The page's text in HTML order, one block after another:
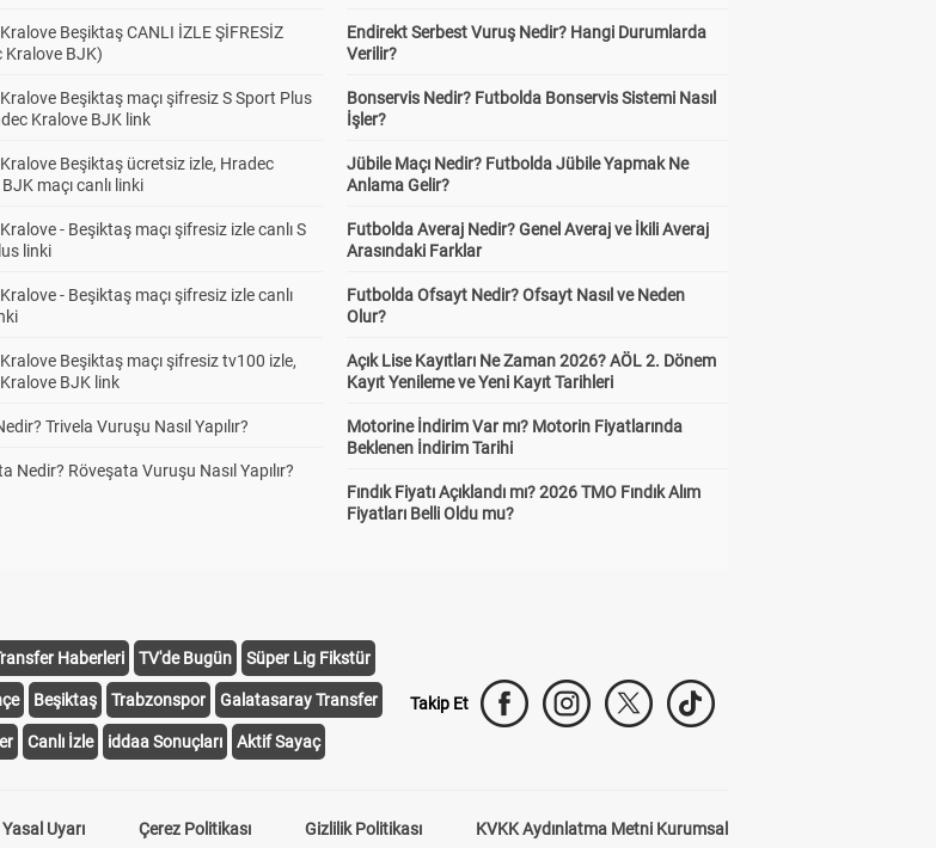
Beşiktaş CANLI İZLE ŞİFRESİZ
Kralove BJK)
Beşiktaş maçı şifresiz S Sport Plus
Kralove BJK link
Beşiktaş ücretsiz izle, Hradec
maçı canlı linki
- Beşiktaş maçı şifresiz izle canlı S
linki
- Beşiktaş maçı şifresiz izle canlı
Beşiktaş maçı şifresiz tv100 izle,
BJK link
Trivela Vuruşu Nasıl Yapılır?
Nedir? Röveşata Vuruşu Nasıl Yapılır?
Endirekt Serbest Vuruş Nedir? Hangi Durumlarda
Verilir?
Bonservis Nedir? Futbolda Bonservis Sistemi Nasıl
İşler?
Jübile Maçı Nedir? Futbolda Jübile Yapmak Ne
Anlama Gelir?
Futbolda Averaj Nedir? Genel Averaj ve İkili Averaj
Arasındaki Farklar
Futbolda Ofsayt Nedir? Ofsayt Nasıl ve Neden
Olur?
Açık Lise Kayıtları Ne Zaman 2026? AÖL 2. Dönem
Kayıt Yenileme ve Yeni Kayıt Tarihleri
Motorine İndirim Var mı? Motorin Fiyatlarında
Beklenen İndirim Tarihi
Fındık Fiyatı Açıklandı mı? 2026 TMO Fındık Alım
Fiyatları Belli Oldu mu?
Haberleri TV'de Bugün Süper Lig Fikstür
Beşiktaş Trabzonspor Galatasaray Transfer
Canlı İzle iddaa Sonuçları Aktif Sayaç
Takip Et
Yasal Uyarı Çerez Politikası Gizlilik Politikası KVKK Aydınlatma Metni Kurumsal